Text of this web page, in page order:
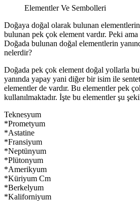
Elementler Ve Sembolleri
Doğaya doğal olarak bulunan
bulunan pek çok element vardır. Peki
Doğada bulunan doğal elementlerin
nelerdir?
Doğada pek çok element doğal yollarla
yanında yapay yani diğer bir isim ile
elementler de vardır. Bu elementler pek
kullanılmaktadır. İşte bu elementler şu
Teknesyum
*Prometyum
*Astatine
*Fransiyum
*Neptünyum
*Plütonyum
*Amerikyum
*Küriyum Cm
*Berkelyum
*Kaliforniyum